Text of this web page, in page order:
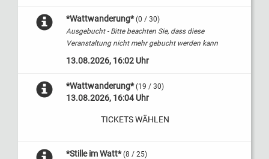
*Wattwanderung* (0 / 30)
Ausgebucht - Bitte beachten Sie, dass diese
Veranstaltung nicht mehr gebucht werden kann
13.08.2026, 16:02 Uhr
*Wattwanderung* (19 / 30)
13.08.2026, 16:04 Uhr
TICKETS WÄHLEN
*Stille im Watt* (8 / 25)